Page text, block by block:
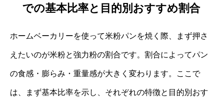
での基本比率と目的別おすすめ割合
ホームベーカリーを使って米粉パンを焼く際、まず押さ
えたいのが米粉と強力粉の割合です。割合によってパン
の食感・膨らみ・重量感が大きく変わります。ここで
は、まず基本比率を示し、それぞれの特徴と目的別おす